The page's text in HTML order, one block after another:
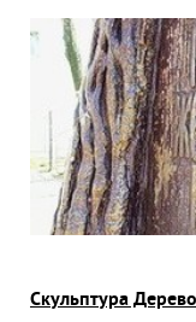
Скульптура